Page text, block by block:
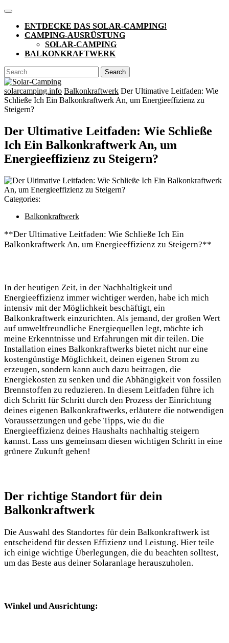
Skip
content
Open
ButtonENTDECKE DAS SOLAR-CAMPING!
CAMPING-AUSRÜSTUNG
SOLAR-CAMPING
BALKONKRAFTWERK
CLOSE
BUTTON
Search
for:
solarcamping.info Balkonkraftwerk Der Ultimative Leitfaden: Wie
Schließe Ich Ein Balkonkraftwerk An, um Energieeffizienz zu
Steigern?
Der Ultimative Leitfaden: Wie Schließe
Ich Ein Balkonkraftwerk An, um
Energieeffizienz zu Steigern?
Categories:
Balkonkraftwerk
**Der Ultimative Leitfaden: Wie⁤ Schließe Ich ⁢Ein⁢
Balkonkraftwerk ‌An, um ⁤Energieeffizienz zu Steigern?**
In der heutigen Zeit,⁢ in der Nachhaltigkeit und
Energieeffizienz immer ⁢wichtiger werden, habe ich mich
intensiv mit ⁣der Möglichkeit beschäftigt, ein
Balkonkraftwerk einzurichten. Als jemand, der großen Wert
auf umweltfreundliche​ Energiequellen legt,‍ möchte ich
⁢meine Erkenntnisse ‍und Erfahrungen mit dir teilen. Die
Installation eines⁣ Balkonkraftwerks ​bietet nicht nur eine
kostengünstige Möglichkeit, deinen eigenen Strom zu
erzeugen, sondern kann auch dazu beitragen, die
⁣Energiekosten zu senken und die‌ Abhängigkeit von fossilen
Brennstoffen zu reduzieren. ⁤In⁤ diesem Leitfaden ⁣führe ich
⁤dich Schritt⁢ für‌ Schritt​ durch den Prozess der Einrichtung‌
deines eigenen Balkonkraftwerks, erläutere die ⁤notwendigen
Voraussetzungen⁣ und gebe Tipps,⁣ wie ⁤du die
Energieeffizienz deines Haushalts nachhaltig steigern
⁣kannst. Lass uns gemeinsam diesen wichtigen Schritt ‌in⁤ eine
grünere Zukunft gehen!
Der richtige Standort‌ für dein
Balkonkraftwerk
Die Auswahl des ‍Standortes für dein ⁤Balkonkraftwerk ist
entscheidend ‍für dessen Effizienz und Leistung. Hier teile
ich‍ einige​ wichtige⁣ Überlegungen, ‍die ‌du beachten‌ solltest,
um das Beste aus deiner Solaranlage herauszuholen.
Winkel und Ausrichtung: